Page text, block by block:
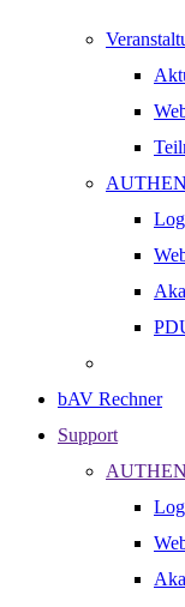
bAV Rechner
Support